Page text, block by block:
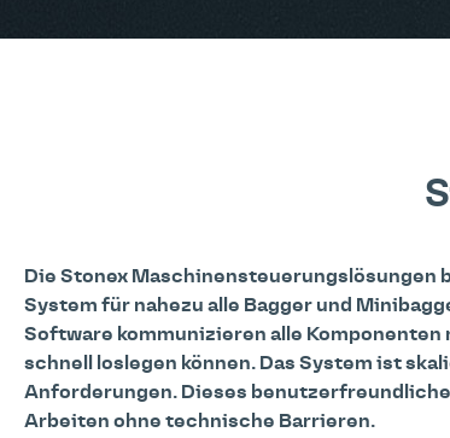
Die Stonex Maschinensteuerungslösungen
System für nahezu alle Bagger und
Software kommunizieren alle Komponenten
schnell loslegen können. Das System ist
Anforderungen. Dieses
Arbeiten ohne technische Barrieren.